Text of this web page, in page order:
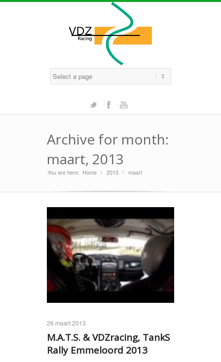
TwitterFacebook
Archive for month:
maart, 2013
You are here: Home »
2013 »
maart
26 maart 2013
M.A.T.S. & VDZracing, TankS
Rally Emmeloord 2013